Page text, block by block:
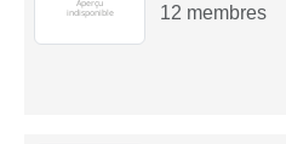
12 membres